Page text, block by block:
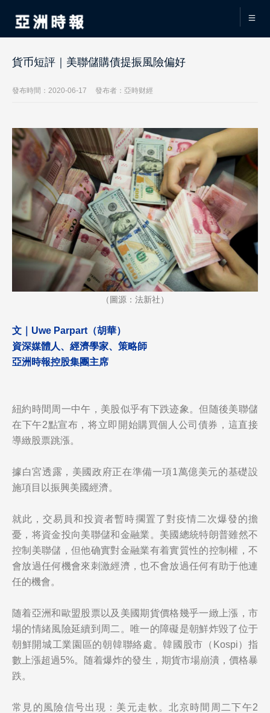
貨币短評｜美聯儲購債提振風險偏好
發布時間：2020-06-17 發布者：亞時财經
（圖源：法新社）
文｜Uwe Parpart（胡華）
資深媒體人、經濟學家、策略師
亞洲時報控股集團主席
紐約時間周一中午，美股似乎有下跌迹象。但随後美聯儲
在下午2點宣布，将立即開始購買個人公司債券，這直接
導緻股票跳漲。
據白宮透露，美國政府正在準備一項1萬億美元的基礎設
施項目以振興美國經濟。
就此，交易員和投資者暫時擱置了對疫情二次爆發的擔
憂，将資金投向美聯儲和金融業。美國總統特朗普雖然不
控制美聯儲，但他确實對金融業有着實質性的控制權，不
會放過任何機會來刺激經濟，也不會放過任何有助于他連
任的機會。
随着亞洲和歐盟股票以及美國期貨價格幾乎一緻上漲，市
場的情緒風險延續到周二。唯一的障礙是朝鮮炸毀了位于
朝鮮開城工業園區的朝韓聯絡處。韓國股市（Kospi）指
數上漲超過5%。随着爆炸的發生，期貨市場崩潰，價格暴
跌。
常見的風險信号出現：美元走軟。北京時間周二下午2